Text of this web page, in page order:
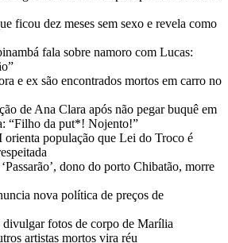
ficou dez meses sem sexo e revela como
fala sobre namoro com Lucas:
e ex são encontrados mortos em carro no
de Ana Clara após não pegar buquê em
“Filho da put*! Nojento!”
população que Lei do Troco é
dono do porto Chibatão, morre
nova política de preços de
divulgar fotos de corpo de Marília
artistas mortos vira réu